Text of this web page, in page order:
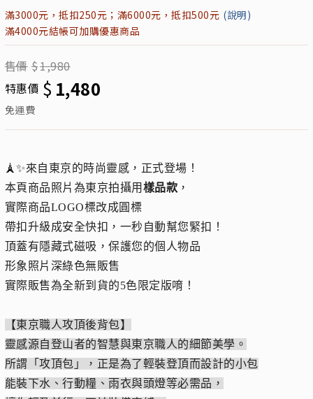
滿3000元，抵扣250元；滿6000元，抵扣500元 (說明)
滿4000元結帳可加購優惠商品
售價 $1,980
特惠價 $ 1,480
免運費
🗼✨來自東京的時尚靈感，正式登場！
本頁商品照片為東京拍攝用 樣品款 ，
實際商品LOGO標改成圓標
帶扣升級成安全快扣，一秒自動幫您緊扣！
頂蓋有隱藏式磁吸，保護您的個人物品
形象照片深綠色無販售
實際販售為全新到貨的5色限定版唷！
【東京職人攻頂後背包】
靈感源自登山者的智慧與東京職人的細節美學。
所謂「攻頂包」，正是為了輕裝登頂而設計的小包
能裝下水、行動糧、雨衣與頭燈等必需品，